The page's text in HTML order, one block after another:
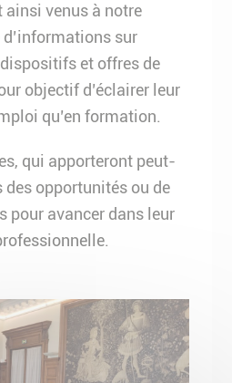
ainsi venus à notre
d’informations sur
dispositifs et offres de
objectif d’éclairer leur
qu’en formation.
qui apporteront peut-
des opportunités ou de
pour avancer dans leur